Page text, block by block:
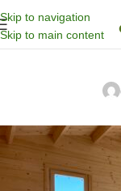
Skip to navigation
Skip to main content